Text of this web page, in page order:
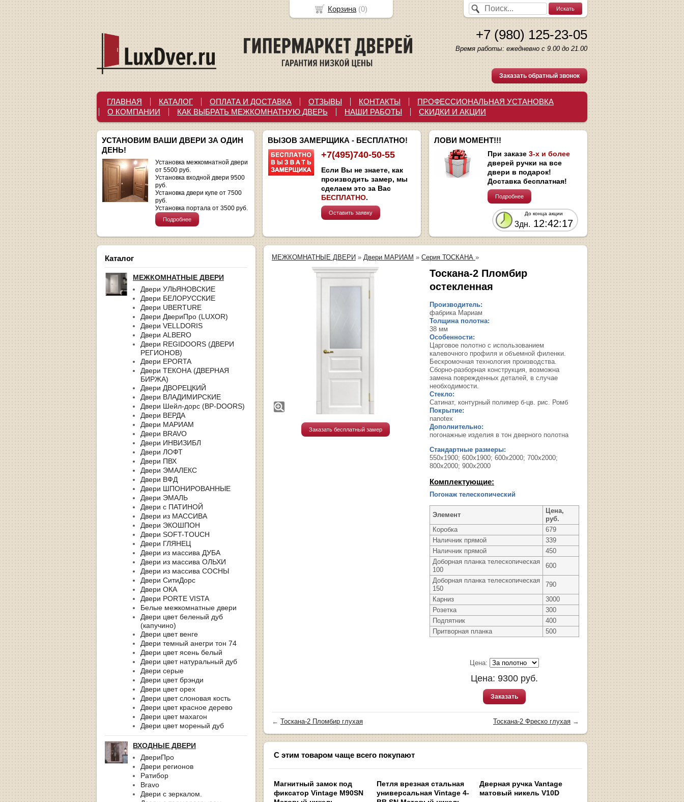
+7 (980) 125-23-05
Время работы: ежедневно с 9.00 до 21.00
Заказать обратный звонок
ГЛАВНАЯ КАТАЛОГ ОПЛАТА И ДОСТАВКА ОТЗЫВЫ КОНТАКТЫ
ПРОФЕССИОНАЛЬНАЯ УСТАНОВКА
О КОМПАНИИ
КАК ВЫБРАТЬ МЕЖКОМНАТНУЮ ДВЕРЬ НАШИ РАБОТЫ СКИДКИ И АКЦИИ
УСТАНОВИМ ВАШИ ДВЕРИ ЗА ОДИН
ДЕНЬ!
Установка межкомнатной двери
от 5500 руб.
Установка входной двери 9500
руб.
Установка двери купе от 7500
руб.
Установка портала от 3500 руб.
Подробнее
ВЫЗОВ ЗАМЕРЩИКА - БЕСПЛАТНО!
+7(495)740-50-55
Если Вы не знаете, как
производить замер, мы
сделаем это за Вас
БЕСПЛАТНО.
Оставить заявку
ЛОВИ МОМЕНТ!!!
При заказе 3-х и более
дверей ручки на все
двери в подарок!
Доставка бесплатная!
Подробнее
До конца акции
3дн. 12:42:16
Каталог
МЕЖКОМНАТНЫЕ ДВЕРИ
Двери УЛЬЯНОВСКИЕ
Двери БЕЛОРУССКИЕ
Двери UBERTURE
Двери ДвериПро (LUXOR)
Двери VELLDORIS
Двери ALBERO
Двери REGIDOORS (ДВЕРИ
РЕГИОНОВ)
Двери EPORTA
Двери ТЕКОНА (ДВЕРНАЯ
БИРЖА)
Двери ДВОРЕЦКИЙ
Двери ВЛАДИМИРСКИЕ
Двери Шейл-дорс (BP-DOORS)
Двери ВЕРДА
Двери МАРИАМ
Двери BRAVO
Двери ИНВИЗИБЛ
Двери ЛОФТ
Двери ПВХ
Двери ЭМАЛЕКС
Двери ВФД
Двери ШПОНИРОВАННЫЕ
Двери ЭМАЛЬ
Двери с ПАТИНОЙ
Двери из МАССИВА
Двери ЭКОШПОН
Двери SOFT-TOUCH
Двери ГЛЯНЕЦ
Двери из массива ДУБА
Двери из массива ОЛЬХИ
Двери из массива СОСНЫ
Двери СитиДорс
Двери ОКА
Двери PORTE VISTA
Белые межкомнатные двери
Двери цвет беленый дуб
(капучино)
Двери цвет венге
Двери темный анегри тон 74
Двери цвет ясень белый
Двери цвет натуральный дуб
Двери серые
Двери цвет брэнди
Двери цвет орех
Двери цвет слоновая кость
Двери цвет красное дерево
Двери цвет махагон
Двери цвет мореный дуб
ВХОДНЫЕ ДВЕРИ
ДвериПро
Двери регионов
Ратибор
Bravo
Двери с зеркалом.
МЕЖКОМНАТНЫЕ ДВЕРИ » Двери МАРИАМ » Серия ТОСКАНА »
Заказать бесплатный замер
Тоскана-2 Пломбир
остекленная
Производитель:
фабрика Мариам
Толщина полотна:
38 мм
Особенности:
Царговое полотно с использованием
калевочного профиля и объемной филенки.
Бескромочная технология производства.
Сборно-разборная конструкция, возможна
замена поврежденных деталей, в случае
необходимости.
Стекло:
Сатинат, контурный полимер б-цв. рис. Ромб
Покрытие:
nanotex
Дополнительно:
погонажные изделия в тон дверного полотна
Стандартные размеры:
550х1900; 600х1900; 600х2000; 700х2000;
800х2000; 900х2000
Комплектующие:
Погонаж телескопический
Элемент
Цена,
руб.
Коробка
679
Наличник прямой
339
Наличник прямой
450
Доборная планка телескопическая
100
600
Доборная планка телескопическая
150
790
Карниз
3000
Розетка
300
Подпятник
400
Притворная планка
500
Цена:
Цена: 9300 руб.
Заказать
← Тоскана-2 Пломбир глухая Тоскана-2 Фреско глухая →
С этим товаром чаще всего покупают
Магнитный замок под
фиксатор Vintage M90SN
Петля врезная стальная
универсальная Vintage 4-
Дверная ручка Vantage
матовый никель V10D
Корзина (0)